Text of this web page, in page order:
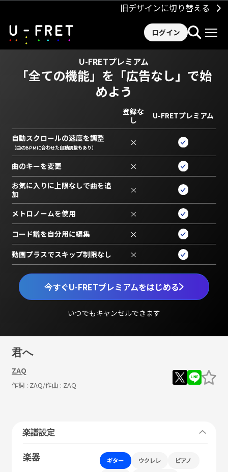
旧デザインに切り替える
ログイン
U-FRETプレミアム
「全ての機能」を 「広告なし」で始
めよう
今すぐU-FRETプレミアムをはじめる
いつでもキャンセルできます
登録な
し
U-FRETプレミアム
自動スクロールの速度を調整
（曲のBPMに合わせた自動調整もあり） ×
曲のキーを変更 ×
お気に入りに上限なしで曲を追
加
×
メトロノームを使用 ×
コード譜を自分用に編集 ×
動画プラスでスキップ制限なし ×
君へ
ZAQ
作詞 : ZAQ/作曲 : ZAQ
楽譜設定
楽器 ギター ウクレレ ピアノ